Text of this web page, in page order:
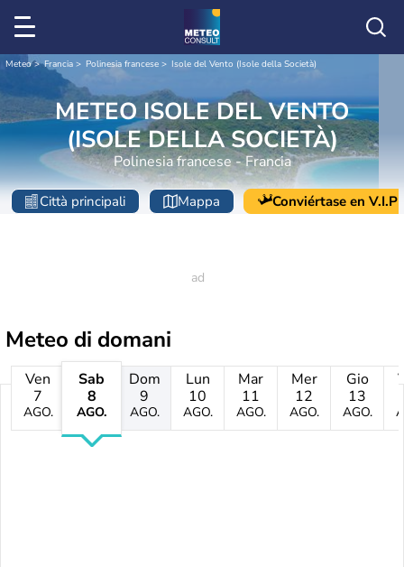
Meteo Francia Polinesia francese Isole del Vento (Isole della Società)
METEO ISOLE DEL VENTO
(ISOLE DELLA SOCIETÀ)
Polinesia francese - Francia
Città principali Mappa Conviértase en V.I.P
Meteo di domani
Ven
7
AGO.
Sab
8
AGO.
Dom
9
AGO.
Lun
10
AGO.
Mar
11
AGO.
Mer
12
AGO.
Gio
13
AGO.